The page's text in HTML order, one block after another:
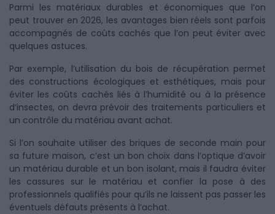
Parmi les matériaux durables et économiques que l’on
peut trouver en 2026, les avantages bien réels sont parfois
accompagnés de coûts cachés que l’on peut éviter avec
quelques astuces.
Par exemple, l’utilisation du bois de récupération permet
des constructions écologiques et esthétiques, mais pour
éviter les coûts cachés liés à l’humidité ou à la présence
d’insectes, on devra prévoir des traitements particuliers et
un contrôle du matériau avant achat.
Si l’on souhaite utiliser des briques de seconde main pour
sa future maison, c’est un bon choix dans l’optique d’avoir
un matériau durable et un bon isolant, mais il faudra éviter
les cassures sur le matériau et confier la pose à des
professionnels qualifiés pour qu’ils ne laissent pas passer les
éventuels défauts présents à l’achat.